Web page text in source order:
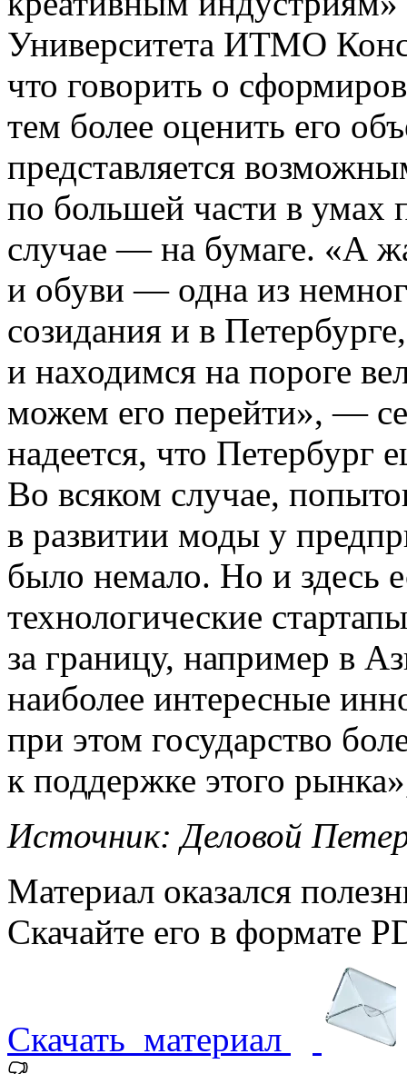
Университета ИТМО
что говорить о
тем более оценить его
представляется
по большей части в умах
случае — на бумаге. «А
и обуви — одна из
созидания и в
и находимся на пороге
можем его перейти», —
надеется, что Петербург
Во всяком случае,
в развитии моды у
было немало. Но и здесь
технологические
за границу, например в
наиболее интересные
при этом государство
к поддержке этого
Источник: Деловой
Материал оказался
Скачайте его в формате
Скачать материал